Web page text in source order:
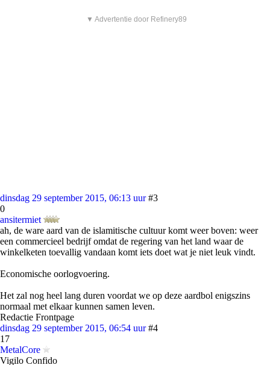
▼ Advertentie door Refinery89
dinsdag 29 september 2015, 06:13 uur #3
0
ansitermiet
ah, de ware aard van de islamitische cultuur komt weer boven: weer
een commercieel bedrijf omdat de regering van het land waar de
winkelketen toevallig vandaan komt iets doet wat je niet leuk vindt.
Economische oorlogvoering.
Het zal nog heel lang duren voordat we op deze aardbol enigszins
normaal met elkaar kunnen samen leven.
Redactie Frontpage
dinsdag 29 september 2015, 06:54 uur #4
17
MetalCore
Vigilo Confido